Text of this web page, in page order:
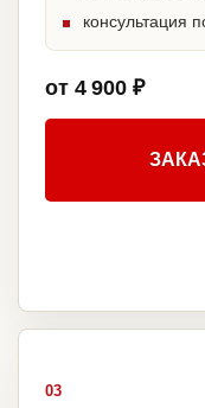
консультация
от 4 900 ₽
03